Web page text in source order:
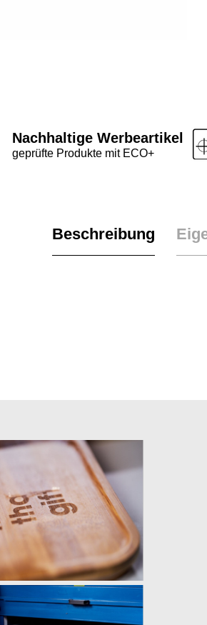
Nachhaltige Werbeartikel
geprüfte Produkte mit ECO+
Beschreibung